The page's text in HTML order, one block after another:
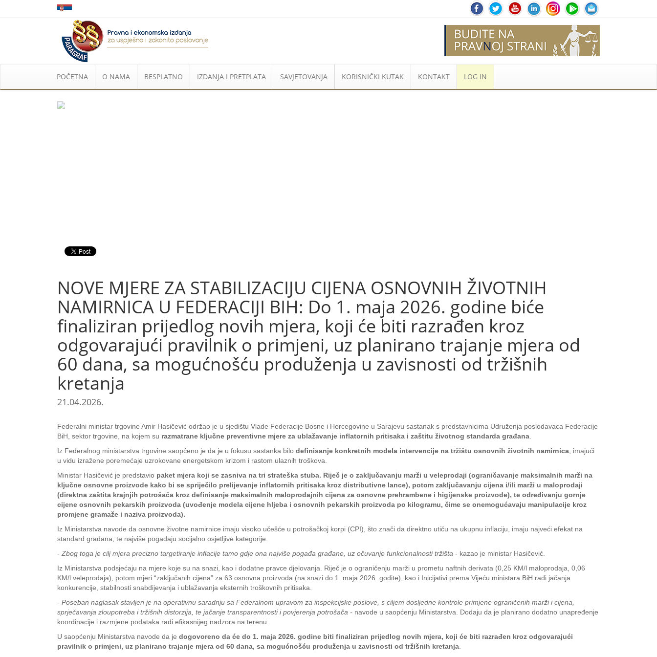
POČETNA O NAMA BESPLATNO IZDANJA I PRETPLATA SAVJETOVANJA KORISNIČKI KUTAK KONTAKT LOG IN
NOVE MJERE ZA STABILIZACIJU CIJENA OSNOVNIH ŽIVOTNIH
NAMIRNICA U FEDERACIJI BIH: Do 1. maja 2026. godine biće
finaliziran prijedlog novih mjera, koji će biti razrađen kroz
odgovarajući pravilnik o primjeni, uz planirano trajanje mjera od
60 dana, sa mogućnošću produženja u zavisnosti od tržišnih
kretanja
21.04.2026.
Federalni ministar trgovine Amir Hasičević održao je u sjedištu Vlade Federacije Bosne i Hercegovine u Sarajevu sastanak s predstavnicima Udruženja poslodavaca Federacije
BiH, sektor trgovine, na kojem su razmatrane ključne preventivne mjere za ublažavanje inflatornih pritisaka i zaštitu životnog standarda građana
Iz Federalnog ministarstva trgovine saopćeno je da je u fokusu sastanka bilo definisanje konkretnih modela intervencije na tržištu osnovnih životnih namirnica , imajući
u vidu izražene poremećaje uzrokovane energetskom krizom i rastom ulaznih troškova.
Ministar Hasičević je predstavio paket mjera koji se zasniva na tri strateška stuba. Riječ je o zaključavanju marži u veleprodaji (ograničavanje maksimalnih marži na
ključne osnovne proizvode kako bi se spriječilo prelijevanje inflatornih pritisaka kroz distributivne lance), potom zaključavanju cijena i/ili marži u maloprodaji
(direktna zaštita krajnjih potrošača kroz definisanje maksimalnih maloprodajnih cijena za osnovne prehrambene i higijenske proizvode), te određivanju gornje
cijene osnovnih pekarskih proizvoda (uvođenje modela cijene hljeba i osnovnih pekarskih proizvoda po kilogramu, čime se onemogućavaju manipulacije kroz
promjene gramaže i naziva proizvoda).
Iz Ministarstva navode da osnovne životne namirnice imaju visoko učešće u potrošačkoj korpi (CPI), što znači da direktno utiču na ukupnu inflaciju, imaju najveći efekat na
standard građana, te najviše pogađaju socijalno osjetljive kategorije.
- Zbog toga je cilj mjera precizno targetiranje inflacije tamo gdje ona najviše pogađa građane, uz očuvanje funkcionalnosti tržišta - kazao je ministar Hasičević.
Iz Ministarstva podsjećaju na mjere koje su na snazi, kao i dodatne pravce djelovanja. Riječ je o ograničenju marži u prometu naftnih derivata (0,25 KM/l maloprodaja, 0,06
KM/l veleprodaja), potom mjeri “zaključanih cijena” za 63 osnovna proizvoda (na snazi do 1. maja 2026. godite), kao i Inicijativi prema Vijeću ministara BiH radi jačanja
konkurencije, stabilnosti snabdijevanja i ublažavanja eksternih troškovnih pritisaka.
- Poseban naglasak stavljen je na operativnu saradnju sa Federalnom upravom za inspekcijske poslove, s ciljem dosljedne kontrole primjene ograničenih marži i cijena,
sprječavanja zloupotreba i tržišnih distorzija, te jačanje transparentnosti i povjerenja potrošača - navode u saopćenju Ministarstva. Dodaju da je planirano dodatno unapređenje
koordinacije i razmjene podataka radi efikasnijeg nadzora na terenu.
U saopćenju Ministarstva navode da je dogovoreno da će do 1. maja 2026. godine biti finaliziran prijedlog novih mjera, koji će biti razrađen kroz odgovarajući
pravilnik o primjeni, uz planirano trajanje mjera od 60 dana, sa mogućnošću produženja u zavisnosti od tržišnih kretanja